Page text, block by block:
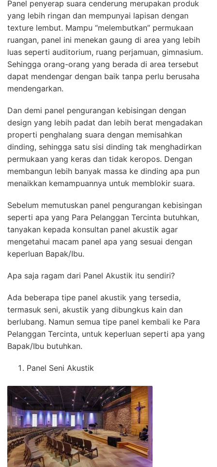
Panel penyerap suara cenderung merupakan produk
yang lebih ringan dan mempunyai lapisan dengan
texture lembut. Mampu “melembutkan” permukaan
ruangan, panel ini menekan gaung di area yang lebih
luas seperti auditorium, ruang perjamuan, gimnasium.
Sehingga orang-orang yang berada di area tersebut
dapat mendengar dengan baik tanpa perlu berusaha
mendengarkan.
Dan demi panel pengurangan kebisingan dengan
design yang lebih padat dan lebih berat mengadakan
properti penghalang suara dengan memisahkan
dinding, sehingga satu sisi dinding tak menghadirkan
permukaan yang keras dan tidak keropos. Dengan
membangun lebih banyak massa ke dinding apa pun
menaikkan kemampuannya untuk memblokir suara.
Sebelum memutuskan panel pengurangan kebisingan
seperti apa yang Para Pelanggan Tercinta butuhkan,
tanyakan kepada konsultan panel akustik agar
mengetahui macam panel apa yang sesuai dengan
keperluan Bapak/Ibu.
Apa saja ragam dari Panel Akustik itu sendiri?
Ada beberapa tipe panel akustik yang tersedia,
termasuk seni, akustik yang dibungkus kain dan
berlubang. Namun semua tipe panel kembali ke Para
Pelanggan Tercinta, untuk keperluan seperti apa yang
Bapak/Ibu butuhkan.
Panel Seni Akustik